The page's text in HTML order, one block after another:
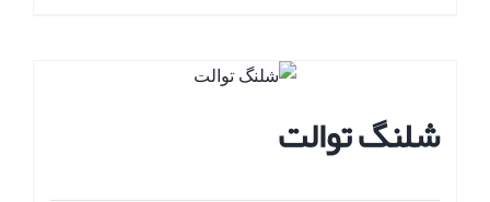
شلنگ توالت